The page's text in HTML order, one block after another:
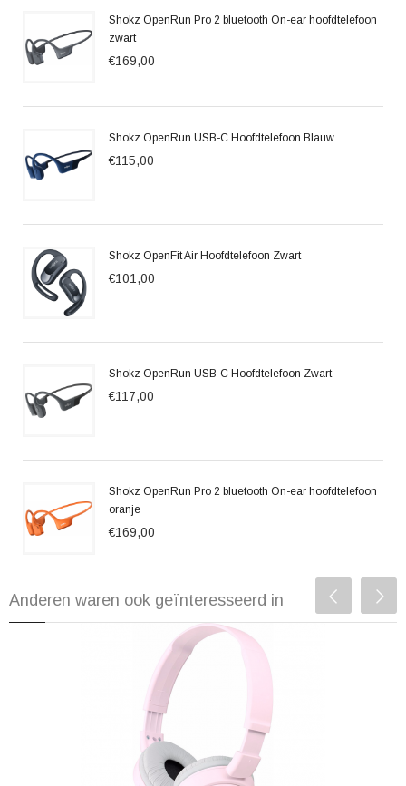
Shokz OpenRun Pro 2 bluetooth On-ear hoofdtelefoon
zwart
€169,00
Shokz OpenRun USB-C Hoofdtelefoon Blauw
€115,00
Shokz OpenFit Air Hoofdtelefoon Zwart
€101,00
Shokz OpenRun USB-C Hoofdtelefoon Zwart
€117,00
Shokz OpenRun Pro 2 bluetooth On-ear hoofdtelefoon
oranje
€169,00
Anderen waren ook geïnteresseerd in